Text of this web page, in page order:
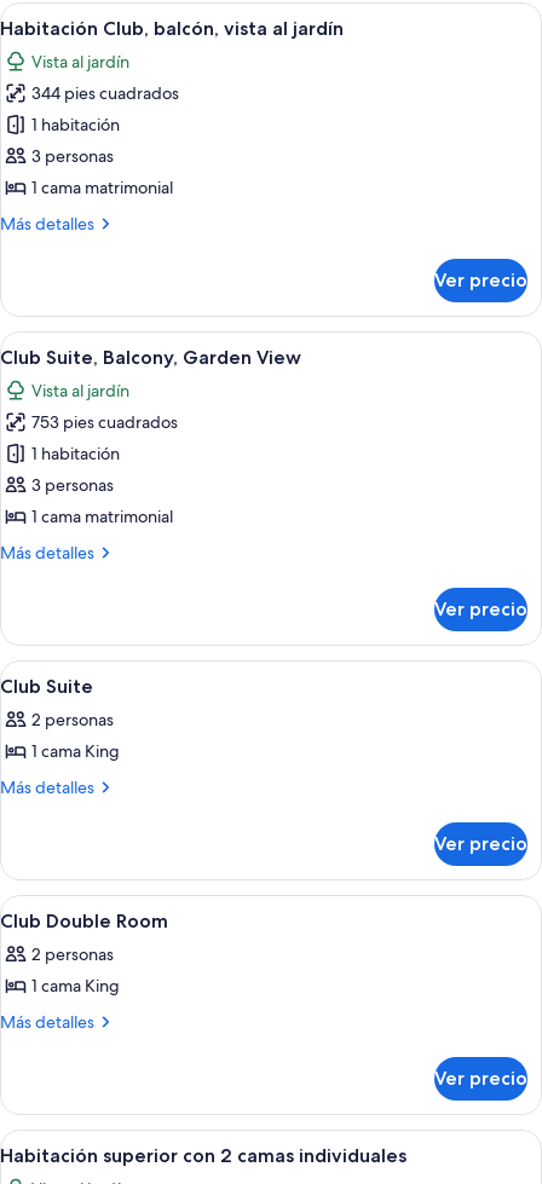
Abrir
todas
las
fotos
de
Habitación
Club,
vista
Habitación de hotel con una cama
2
Habitación Club, balcón, vista al jardín
Vista al jardín
344 pies cuadrados
1 habitación
3 personas
1 cama matrimonial
Más detalles
Más
Club,
balcón,
vista
jardín
Ver precio
Abrir
todas
las
fotos
de
Club
Suite,
Garden
Habitación de hotel con una cama
4
Club Suite, Balcony, Garden View
Vista al jardín
753 pies cuadrados
1 habitación
3 personas
1 cama matrimonial
Más detalles
Más
Suite,
Balcony,
Garden
Ver precio
Abrir
todas
las
fotos
de
Minibar, caja de seguridad en la
4
Club Suite
2 personas
1 cama King
Más detalles
Más
Suite
Ver precio
Abrir
todas
las
fotos
de
Room
Minibar, caja de seguridad en la
2
Club Double Room
2 personas
1 cama King
Más detalles
Más
Double
Room
Ver precio
Abrir
todas
Habitación de hotel con dos camas,
2
Habitación superior con 2 camas individuales